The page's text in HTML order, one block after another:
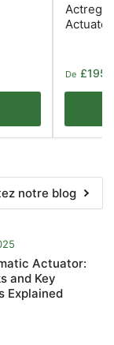
Actreg
Actuator
Prix
De
notre blog
Actuator:
and Key
Explained